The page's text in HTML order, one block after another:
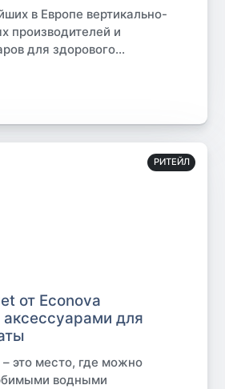
в Европе вертикально-
производителей и
для здорового...
РИТЕЙЛ
от Econova
аксессуарами для
это место, где можно
водными